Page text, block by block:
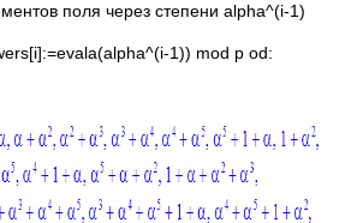
поля через степени alpha^(i-1)
1)) mod p od: